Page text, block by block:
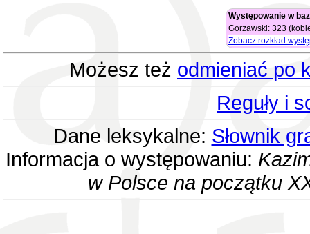
Występowanie w
Gorzawski: 323
Zobacz rozkład
Możesz też odmieniać po
Reguły i
Dane leksykalne: Słownik
Informacja o występowaniu:
w Polsce na początku